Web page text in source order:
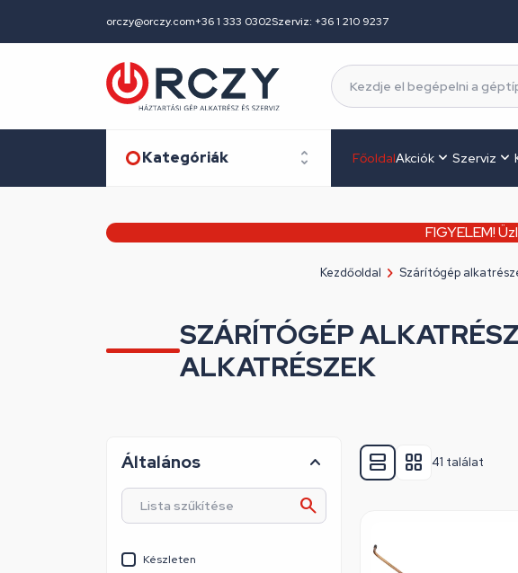
orczy@orczy.com+36 1 333 0302Szerviz: +36 1 210 9237
Kategóriák FőoldalAkciók Szerviz
FIGYELEM!
Kezdőoldal Szárítógép
SZÁRÍTÓGÉP
ALKATRÉSZEK
41 találat
Általános
Készleten